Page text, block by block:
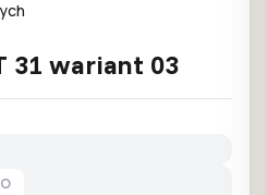
31 wariant 03